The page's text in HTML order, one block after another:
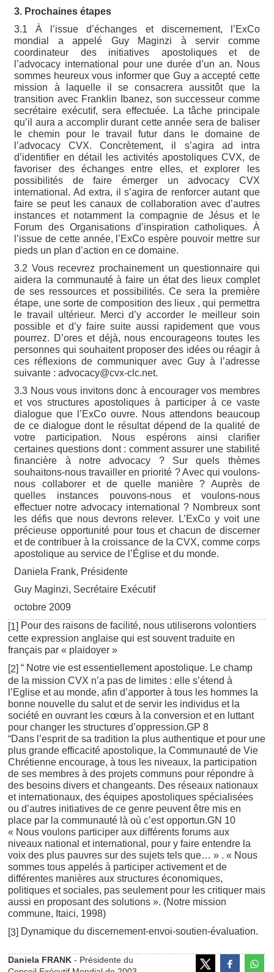
3. Prochaines étapes
3.1 À l’issue d’échanges et discernement, l’ExCo
mondial a appelé Guy Maginzi à servir comme
coordinateur des initiatives apostoliques et de
l’advocacy international pour une durée d’un an. Nous
sommes heureux vous informer que Guy a accepté cette
mission à laquelle il se consacrera aussitôt que la
transition avec Franklin Ibanez, son successeur comme
secrétaire exécutif, sera effectuée. La tâche principale
qu’il aura a accomplir durant cette année sera de baliser
le chemin pour le travail futur dans le domaine de
l’advocacy CVX. Concrètement, il s’agira ad intra
d’identifier en détail les activités apostoliques CVX, de
favoriser des échanges entre elles, et explorer les
possibilités de faire émerger un advocacy CVX
international. Ad extra, il s’agira de renforcer autant que
faire se peut les canaux de collaboration avec d’autres
instances et notamment la compagnie de Jésus et le
Forum des Organisations d’inspiration catholiques. À
l’issue de cette année, l’ExCo espère pouvoir mettre sur
pieds un plan d’action en ce domaine.
3.2 Vous recevrez prochainement un questionnaire qui
aidera la communauté à faire un état des lieux complet
de ses ressources et possibilités. Ce sera la première
étape, une sorte de composition des lieux , qui permettra
le travail ultérieur. Merci d’y accorder le meilleur soin
possible et d’y faire suite aussi rapidement que vous
pourrez. D’ores et déjà, nous encourageons toutes les
personnes qui souhaitent proposer des idées ou réagir à
ces réflexions de communiquer avec Guy à l’adresse
suivante : advocacy@cvx-clc.net.
3.3 Nous vous invitons donc à encourager vos membres
et vos structures apostoliques à participer à ce vaste
dialogue que l’ExCo ouvre. Nous attendons beaucoup
de ce dialogue dont le résultat dépend de la qualité de
votre participation. Nous espérons ainsi clarifier
certaines questions dont : comment assurer une stabilité
financière à notre advocacy ? Sur quels thèmes
souhaitons-nous travailler en priorité ? Avec qui voulons-
nous collaborer et de quelle manière ? Auprès de
quelles instances pouvons-nous et voulons-nous
effectuer notre advocacy international ? Nombreux sont
les défis que nous devrons relever. L’ExCo y voit une
précieuse opportunité pour tous et chacun de discerner
et de contribuer à la croissance de la CVX, comme corps
apostolique au service de l’Église et du monde.
Daniela Frank, Présidente
Guy Maginzi, Secrétaire Exécutif
octobre 2009
[1] Pour des raisons de facilité, nous utiliserons volontiers
cette expression anglaise qui est souvent traduite en
français par « plaidoyer »
[2]“ Notre vie est essentiellement apostolique. Le champ
de la mission CVX n’a pas de limites : elle s’étend à
l’Eglise et au monde, afin d’apporter à tous les hommes la
bonne nouvelle du salut et de servir les individus et la
société en ouvrant les cœurs à la conversion et en luttant
pour changer les structures d’oppression.GP 8
“Dans l’esprit de sa tradition la plus authentique et pour une
plus grande efficacité apostolique, la Communauté de Vie
Chrétienne encourage, à tous les niveaux, la participation
de ses membres à des projets communs pour répondre à
des besoins divers et changeants. Des réseaux nationaux
et internationaux, des équipes apostoliques spécialisées
ou d’autres initiatives de ce genre peuvent être mis en
place par la communauté là où c’est opportun.GN 10
« Nous voulons participer aux différents forums aux
niveaux national et international, pour y faire entendre la
voix des plus pauvres sur des sujets tels que… » . « Nous
sommes tous appelés à participer activement et de
différentes manières aux structures économiques,
politiques et sociales, pas seulement pour les critiquer mais
aussi en proposant des solutions ». (Notre mission
commune, Itaici, 1998)
[3] Dynamique du discernement-envoi-soutien-évaluation.
Daniela FRANK - Présidente du